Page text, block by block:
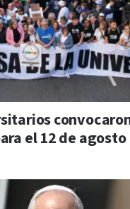
el 12 de agosto